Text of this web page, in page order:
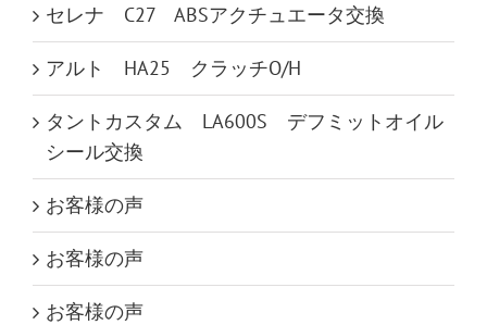
セレナ C27 ABSアクチュエータ交換
アルト HA25 クラッチO/H
タントカスタム LA600S デフミットオイル
シール交換
お客様の声
お客様の声
お客様の声